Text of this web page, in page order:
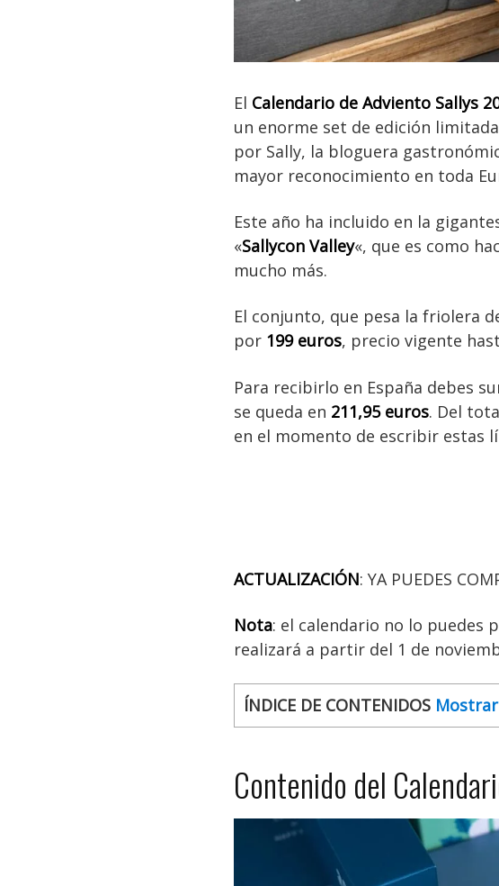
El Calendario de Adviento Sallys
un enorme set de edición
por Sally, la bloguera
mayor reconocimiento en toda
Este año ha incluido en la
«Sallycon Valley«, que es como
mucho más.
El conjunto, que pesa la friolera
por 199 euros, precio vigente
Para recibirlo en España debes
se queda en 211,95 euros. Del
en el momento de escribir estas
ACTUALIZACIÓN: YA PUEDES
Nota: el calendario no lo puedes
realizará a partir del 1 de
ÍNDICE DE CONTENIDOS Mostrar
Contenido del